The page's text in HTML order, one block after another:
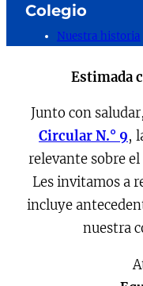
Colegio
Nuestra historia
Docentes
Centro de
Documentos
Cuenta pública
Circulares
Planes de
Colegio
Libertador
Estimada
Junto con
Circular N.° 9,
relevante sobre
Les invitamos a
incluye
nuestra